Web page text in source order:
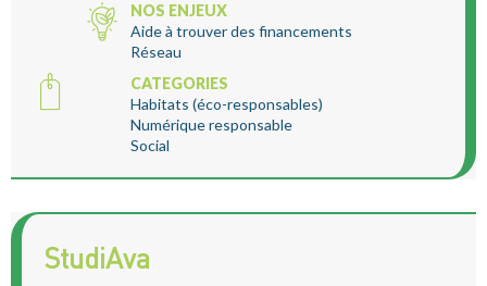
NOS ENJEUX
Aide à trouver des financements
Réseau
CATEGORIES
Habitats (éco-responsables)
Numérique responsable
Social
StudiAva